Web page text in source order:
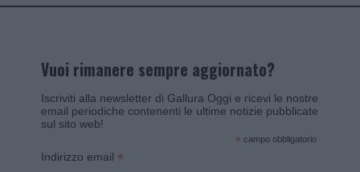
Vuoi rimanere sempre aggiornato?
Iscriviti alla newsletter di Gallura Oggi e ricevi le nostre
email periodiche contenenti le ultime notizie pubblicate
sul sito web!
* campo obbligatorio
Indirizzo email *